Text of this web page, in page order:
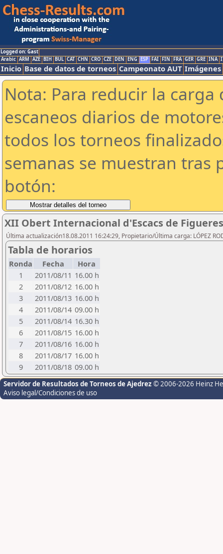
Logged on: Gast
Arabic ARM AZE BIH BUL CAT CHN CRO CZE DEN ENG ESP FAI FIN FRA GER GRE INA
Inicio Base de datos de torneos Campeonato AUT Imágenes
Nota: Para reducir la
escaneos diarios de
todos los torneos
semanas se muestran tras
botón:
XII Obert Internacional d'Escacs de
Última actualización18.08.2011 16:24:29, Propietario/Última carga: LÓPEZ
Tabla de horarios
Ronda Fecha
Hora
1
2011/08/11 16.00 h
2
2011/08/12 16.00 h
3
2011/08/13 16.00 h
4
2011/08/14 09.00 h
5
2011/08/14 16.30 h
6
2011/08/15 16.00 h
7
2011/08/16 16.00 h
8
2011/08/17 16.00 h
9
2011/08/18 09.00 h
Servidor de Resultados de Torneos de Ajedrez © 2006-2026 Heinz
Aviso legal/Condiciones de uso